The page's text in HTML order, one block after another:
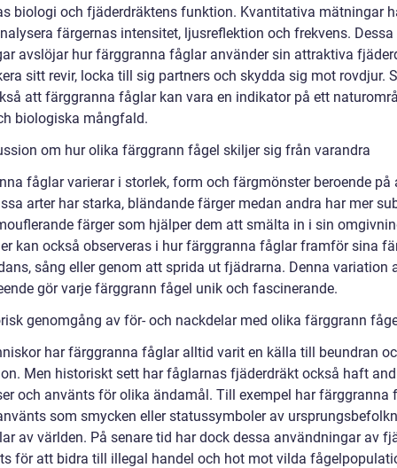
biologi och fjäderdräktens funktion. Kvantitativa mätningar
färgernas intensitet, ljusreflektion och frekvens. Dessa
avslöjar hur färggranna fåglar använder sin attraktiva
sitt revir, locka till sig partners och skydda sig mot rovdjur.
att färggranna fåglar kan vara en indikator på ett
biologiska mångfald.
om hur olika färggrann fågel skiljer sig från varandra
fåglar varierar i storlek, form och färgmönster beroende på
arter har starka, bländande färger medan andra har mer
färger som hjälper dem att smälta in i sin
kan också observeras i hur färggranna fåglar framför sina
sång eller genom att sprida ut fjädrarna. Denna variation
gör varje färggrann fågel unik och fascinerande.
genomgång av för- och nackdelar med olika färggrann
har färggranna fåglar alltid varit en källa till beundran
Men historiskt sett har fåglarnas fjäderdräkt också haft
och använts för olika ändamål. Till exempel har färggranna
som smycken eller statussymboler av
av världen. På senare tid har dock dessa användningar av
för att bidra till illegal handel och hot mot vilda